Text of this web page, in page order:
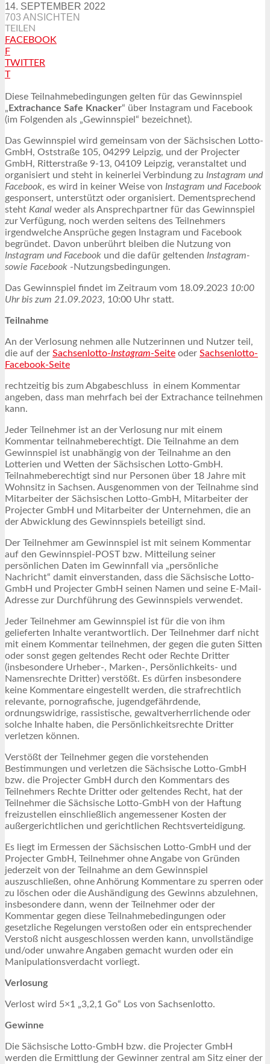
14. SEPTEMBER 2022
703 ANSICHTEN
TEILEN
FACEBOOK
F
TWITTER
T
Diese Teilnahmebedingungen gelten für das Gewinnspiel
„ Extrachance Safe Knacker“ über Instagram und Facebook
(im Folgenden als „Gewinnspiel“ bezeichnet).
Das Gewinnspiel wird gemeinsam von der Sächsischen Lotto-
GmbH, Oststraße 105, 04299 Leipzig, und der Projecter
GmbH, Ritterstraße 9-13, 04109 Leipzig, veranstaltet und
organisiert und steht in keinerlei Verbindung zu Instagram und
Facebook, es wird in keiner Weise von Instagram und Facebook
gesponsert, unterstützt oder organisiert. Dementsprechend
steht Kanal weder als Ansprechpartner für das Gewinnspiel
zur Verfügung, noch werden seitens des Teilnehmers
irgendwelche Ansprüche gegen Instagram und Facebook
begründet. Davon unberührt bleiben die Nutzung von
Instagram und Facebook und die dafür geltenden Instagram-
sowie Facebook -Nutzungsbedingungen.
Das Gewinnspiel findet im Zeitraum vom 18.09.2023 10:00
Uhr bis zum 21.09.2023, 10:00 Uhr statt.
Teilnahme
An der Verlosung nehmen alle Nutzerinnen und Nutzer teil,
die auf der Sachsenlotto-Instagram-Seite oder Sachsenlotto-
Facebook-Seite
rechtzeitig bis zum Abgabeschluss in einem Kommentar
angeben, dass man mehrfach bei der Extrachance teilnehmen
kann.
Jeder Teilnehmer ist an der Verlosung nur mit einem
Kommentar teilnahmeberechtigt. Die Teilnahme an dem
Gewinnspiel ist unabhängig von der Teilnahme an den
Lotterien und Wetten der Sächsischen Lotto-GmbH.
Teilnahmeberechtigt sind nur Personen über 18 Jahre mit
Wohnsitz in Sachsen. Ausgenommen von der Teilnahme sind
Mitarbeiter der Sächsischen Lotto-GmbH, Mitarbeiter der
Projecter GmbH und Mitarbeiter der Unternehmen, die an
der Abwicklung des Gewinnspiels beteiligt sind.
Der Teilnehmer am Gewinnspiel ist mit seinem Kommentar
auf den Gewinnspiel-POST bzw. Mitteilung seiner
persönlichen Daten im Gewinnfall via „persönliche
Nachricht“ damit einverstanden, dass die Sächsische Lotto-
GmbH und Projecter GmbH seinen Namen und seine E-Mail-
Adresse zur Durchführung des Gewinnspiels verwendet.
Jeder Teilnehmer am Gewinnspiel ist für die von ihm
gelieferten Inhalte verantwortlich. Der Teilnehmer darf nicht
mit einem Kommentar teilnehmen, der gegen die guten Sitten
oder sonst gegen geltendes Recht oder Rechte Dritter
(insbesondere Urheber-, Marken-, Persönlichkeits- und
Namensrechte Dritter) verstößt. Es dürfen insbesondere
keine Kommentare eingestellt werden, die strafrechtlich
relevante, pornografische, jugendgefährdende,
ordnungswidrige, rassistische, gewaltverherrlichende oder
solche Inhalte haben, die Persönlichkeitsrechte Dritter
verletzen können.
Verstößt der Teilnehmer gegen die vorstehenden
Bestimmungen und verletzen die Sächsische Lotto-GmbH
bzw. die Projecter GmbH durch den Kommentars des
Teilnehmers Rechte Dritter oder geltendes Recht, hat der
Teilnehmer die Sächsische Lotto-GmbH von der Haftung
freizustellen einschließlich angemessener Kosten der
außergerichtlichen und gerichtlichen Rechtsverteidigung.
Es liegt im Ermessen der Sächsischen Lotto-GmbH und der
Projecter GmbH, Teilnehmer ohne Angabe von Gründen
jederzeit von der Teilnahme an dem Gewinnspiel
auszuschließen, ohne Anhörung Kommentare zu sperren oder
zu löschen oder die Aushändigung des Gewinns abzulehnen,
insbesondere dann, wenn der Teilnehmer oder der
Kommentar gegen diese Teilnahmebedingungen oder
gesetzliche Regelungen verstoßen oder ein entsprechender
Verstoß nicht ausgeschlossen werden kann, unvollständige
und/oder unwahre Angaben gemacht wurden oder ein
Manipulationsverdacht vorliegt.
Verlosung
Verlost wird 5×1 „3,2,1 Go“ Los von Sachsenlotto.
Gewinne
Die Sächsische Lotto-GmbH bzw. die Projecter GmbH
werden die Ermittlung der Gewinner zentral am Sitz einer der